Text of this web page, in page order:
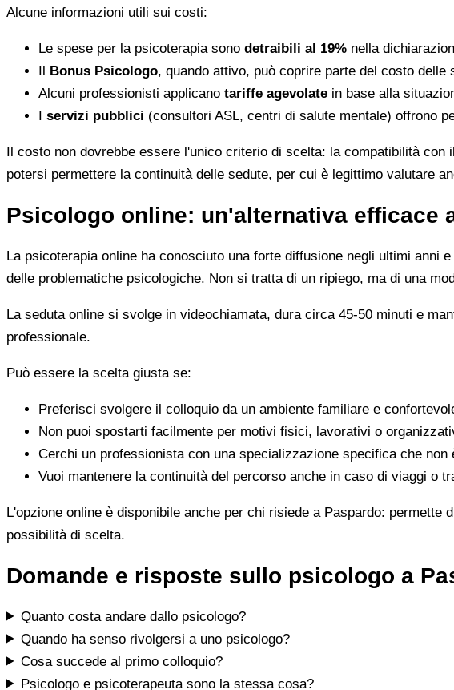
Alcune informazioni utili sui costi:
Le spese per la psicoterapia sono detraibili al 19% nella
Il Bonus Psicologo, quando attivo, può coprire parte del costo
Alcuni professionisti applicano tariffe agevolate in base alla
I servizi pubblici (consultori ASL, centri di salute mentale) offrono
Il costo non dovrebbe essere l'unico criterio di scelta: la compatibilità
potersi permettere la continuità delle sedute, per cui è legittimo valutare
Psicologo online: un'alternativa efficace
La psicoterapia online ha conosciuto una forte diffusione negli ultimi
delle problematiche psicologiche. Non si tratta di un ripiego, ma di una
La seduta online si svolge in videochiamata, dura circa 45-50 minuti e
professionale.
Può essere la scelta giusta se:
Preferisci svolgere il colloquio da un ambiente familiare e
Non puoi spostarti facilmente per motivi fisici, lavorativi o
Cerchi un professionista con una specializzazione specifica che non
Vuoi mantenere la continuità del percorso anche in caso di viaggi o
L'opzione online è disponibile anche per chi risiede a Paspardo:
possibilità di scelta.
Domande e risposte sullo psicologo a
Quanto costa andare dallo psicologo?
Quando ha senso rivolgersi a uno psicologo?
Cosa succede al primo colloquio?
Psicologo e psicoterapeuta sono la stessa cosa?